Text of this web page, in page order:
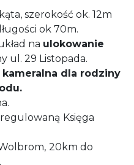
szerokość ok. 12m
ok 70m.
na ulokowanie
ul. 29 Listopada.
kameralna dla rodziny
Księga
20km do